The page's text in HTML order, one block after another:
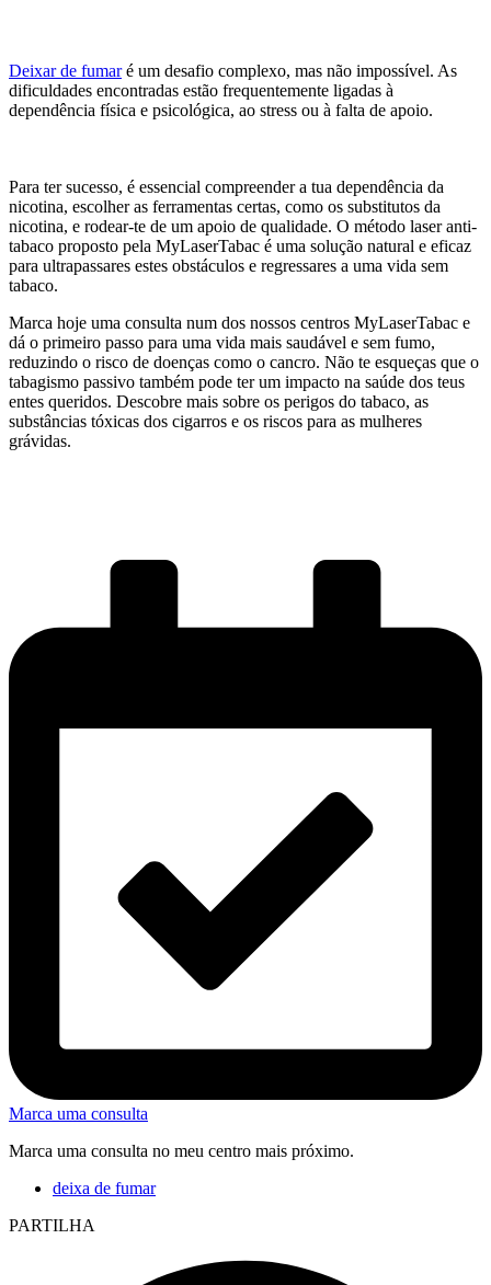
Deixar de fumaré um desafio complexo, mas não impossível. As
dificuldades encontradas estão frequentemente ligadas à
dependência física e psicológica, ao stress ou à falta de apoio.
Para ter sucesso, é essencial compreender a tua dependência da
nicotina, escolher as ferramentas certas, como os substitutos da
nicotina, e rodear-te de um apoio de qualidade. O método laser anti-
tabaco proposto pela MyLaserTabac é uma solução natural e eficaz
para ultrapassares estes obstáculos e regressares a uma vida sem
tabaco.
Marca hoje uma consulta num dos nossos centros MyLaserTabac e
dá o primeiro passo para uma vida mais saudável e sem fumo,
reduzindo o risco de doenças como o cancro. Não te esqueças que o
tabagismo passivo também pode ter um impacto na saúde dos teus
entes queridos. Descobre mais sobre os perigos do tabaco, as
substâncias tóxicas dos cigarros e os riscos para as mulheres
grávidas.
Marca uma consulta
Marca uma consulta no meu centro mais próximo.
deixa de fumar
PARTILHA